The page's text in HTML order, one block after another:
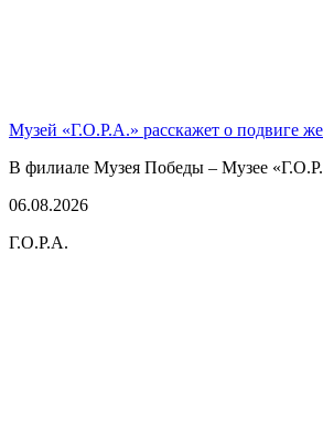
Музей «Г.О.Р.А.» расскажет о подвиге
В филиале Музея Победы – Музее
06.08.2026
Г.О.Р.А.